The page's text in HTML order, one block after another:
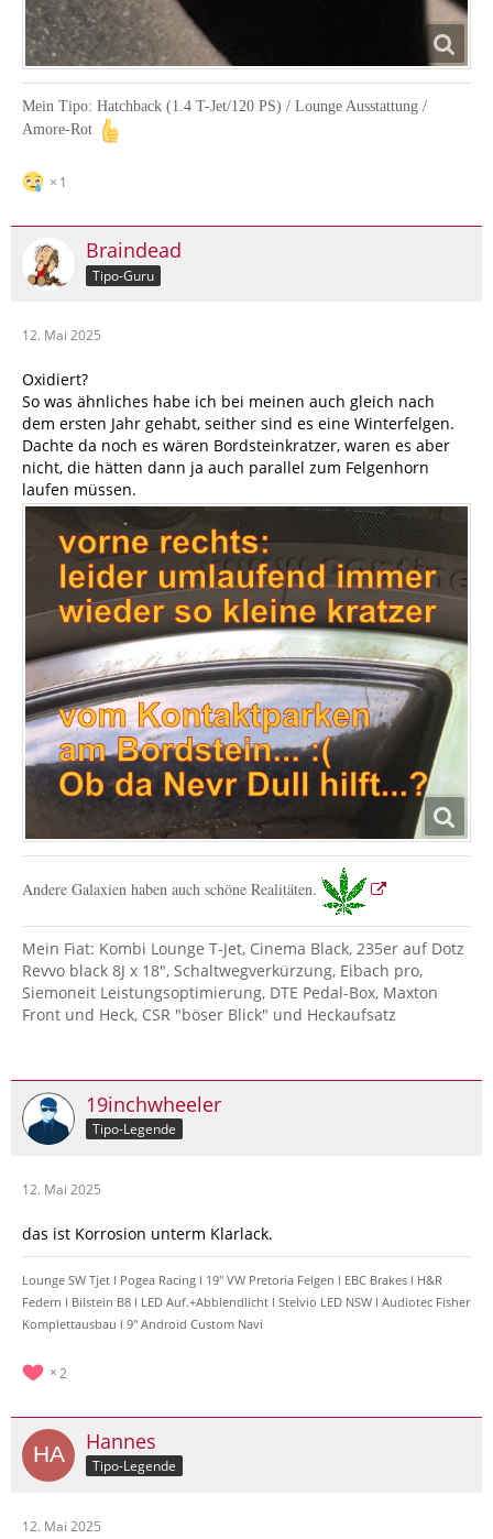
Mein Tipo: Hatchback (1.4 T-Jet/120 PS) / Lounge Ausstattung /
Amore-Rot
1
Braindead
Tipo-Guru
12. Mai 2025
Oxidiert?
So was ähnliches habe ich bei meinen auch gleich nach
dem ersten Jahr gehabt, seither sind es eine Winterfelgen.
Dachte da noch es wären Bordsteinkratzer, waren es aber
nicht, die hätten dann ja auch parallel zum Felgenhorn
laufen müssen.
Andere Galaxien haben auch schöne Realitäten.
Mein Fiat: Kombi Lounge T-Jet, Cinema Black, 235er auf Dotz
Revvo black 8J x 18", Schaltwegverkürzung, Eibach pro,
Siemoneit Leistungsoptimierung, DTE Pedal-Box, Maxton
Front und Heck, CSR "böser Blick" und Heckaufsatz
19inchwheeler
Tipo-Legende
12. Mai 2025
das ist Korrosion unterm Klarlack.
Lounge SW Tjet l Pogea Racing l 19" VW Pretoria Felgen l EBC Brakes l H&R
Federn l Bilstein B8 l LED Auf.+Abblendlicht l Stelvio LED NSW l Audiotec Fisher
Komplettausbau l 9" Android Custom Navi
2
Hannes
Tipo-Legende
12. Mai 2025